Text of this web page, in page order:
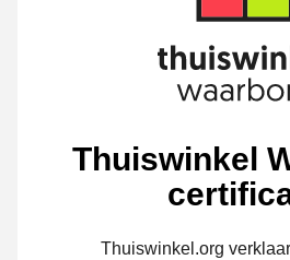
Thuiswinkel
Thuiswinkel.org